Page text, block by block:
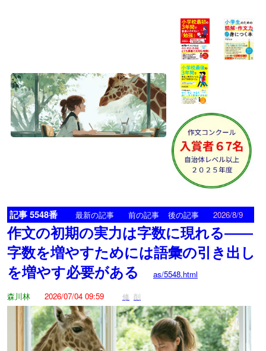
記事 5548番 最新の記事 前の記事 後の記事 2026/8/9
作文の初期の実力は字数に現れる――
字数を増やすためには語彙の引き出し
を増やす必要がある
as/5548.html
森川林
2026/07/04 09:59 修 削